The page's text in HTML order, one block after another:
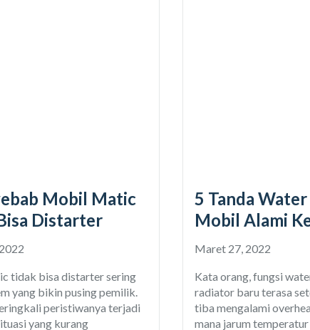
Mobil Matic
Distarter
tidak bisa distarter sering
yang bikin pusing pemilik.
peristiwanya terjadi
yang kurang
5 Tanda
Mobil Alami
Maret 27, 2022
Kata orang, fungsi
radiator baru terasa
tiba mengalami
mana jarum